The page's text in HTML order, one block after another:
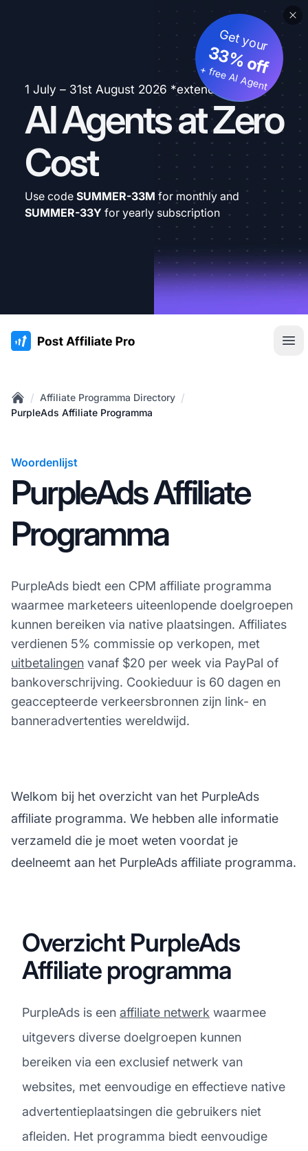
1 July – 31st August 2026 *extended
AI Agents at Zero
Cost
Get your
33% off
+ free AI Agent
Use code SUMMER-33M for monthly and
SUMMER-33Y for yearly subscription
:site.title
Home
/ Affiliate Programma Directory /
PurpleAds Affiliate Programma
Woordenlijst
PurpleAds Affiliate
Programma
PurpleAds biedt een CPM affiliate programma
waarmee marketeers uiteenlopende doelgroepen
kunnen bereiken via native plaatsingen. Affiliates
verdienen 5% commissie op verkopen, met
uitbetalingen vanaf $20 per week via PayPal of
bankoverschrijving. Cookieduur is 60 dagen en
geaccepteerde verkeersbronnen zijn link- en
banneradvertenties wereldwijd.
Welkom bij het overzicht van het PurpleAds
affiliate programma. We hebben alle informatie
verzameld die je moet weten voordat je
deelneemt aan het PurpleAds affiliate programma.
Overzicht PurpleAds
Affiliate programma
PurpleAds is een affiliate netwerk waarmee
uitgevers diverse doelgroepen kunnen
bereiken via een exclusief netwerk van
websites, met eenvoudige en effectieve native
advertentieplaatsingen die gebruikers niet
afleiden. Het programma biedt eenvoudige